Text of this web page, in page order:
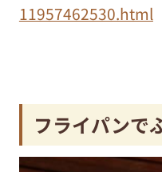
11957462530.html
フライパンで